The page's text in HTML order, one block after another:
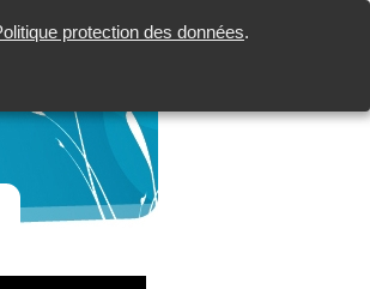
protection des données.